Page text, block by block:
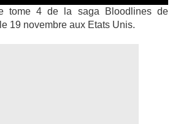
tome 4 de la saga Bloodlines de
19 novembre aux Etats Unis.